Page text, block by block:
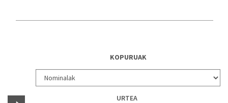
KOPURUAK
URTEA